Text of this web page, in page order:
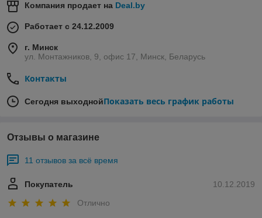
Компания продает на Deal.by
Работает с 24.12.2009
г. Минск
ул. Монтажников, 9, офис 17, Минск, Беларусь
Контакты
Сегодня выходнойПоказать весь график работы
Отзывы о магазине
11 отзывов за всё время
10.12.2019
Покупатель
Отлично